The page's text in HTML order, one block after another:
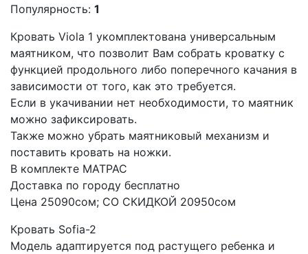
Популярность: 1
Кровать Viola 1 укомплектована универсальным
маятником, что позволит Вам собрать кроватку с
функцией продольного либо поперечного качания в
зависимости от того, как это требуется.
Если в укачивании нет необходимости, то маятник
можно зафиксировать.
Также можно убрать маятниковый механизм и
поставить кровать на ножки.
В комплекте МАТРАС
Доставка по городу бесплатно
Цена 25090сом; СО СКИДКОЙ 20950сом
Кровать Sofia-2
Модель адаптируется под растущего ребенка и